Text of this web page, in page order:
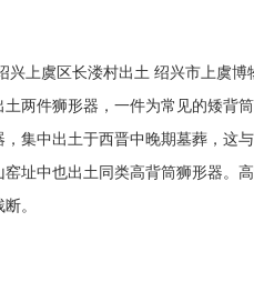
兴上虞区长溇村出土 绍兴市上虞
土两件狮形器，一件为常见的矮背
集中出土于西晋中晚期墓葬，这
窑址中也出土同类高背筒狮形器。
。